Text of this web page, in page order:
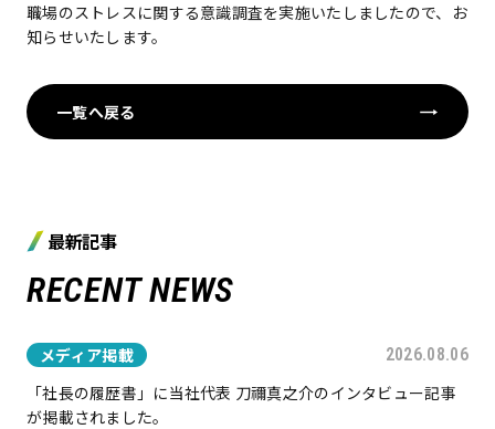
職場のストレスに関する意識調査を実施いたしましたので、お
知らせいたします。
一覧へ戻る
最新記事
RECENT NEWS
メディア掲載 2026.08.06
「社長の履歴書」に当社代表 刀禰真之介のインタビュー記事
が掲載されました。